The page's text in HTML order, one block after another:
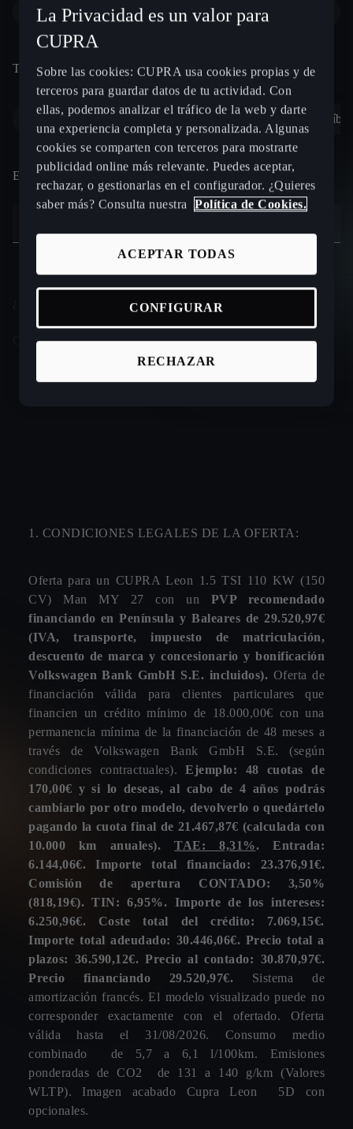
Automático Manual
Tipo de motorización
Gasolina Diésel Híbrido enchufable (PHEV)
Elige un motor
¿Cómo adquirirás tu nuevo CUPRA?
Campo obligatorio *
REGIO MOTOR
24010, TROBAJO DEL CAMINO
DALMAU MOTOR
AVENIDA. BARCELONA, 19
25001, LLEIDA
MARTORELL MOTOR
38010, STA.CRUZ TENERIFE (Isla Santa Cruz T)
07817, SANT JORDI - IBIZA
AUTOMOCION TERRY
CARRETERA. SEVILLA-CADIZ, KM. 555
41701, DOS HERMANAS
AVENIDA. MAMERTO CABRERA MEDINA, S/N
35509, SAN BARTOLOME-Isla de Lanzarote
POLIGONO. ALCODAR, C/ LLANTERNERS, 1
GINES HUERTAS CERVANTES
AVENIDA. DR PEDRO GUILLEN, 2B
30100, ESPINARDO
VAROCAR
AVENIDA. OVIEDO, 25 B
33211, GIJON
COPAUTO MOTOR
CALLE. CIRUELA, 3
28222, MAJADAHONDA
GALDAKAUTO
CALLE. IBAIZABAL KALEA (POL. IRUBIDE), 75
48960, GALDACANO
COPERVI
AVENIDA. DE MADRID, 197
36214, VIGO
ONDINAUTO
CARRETERA. DE BARCELONA, 48
08210, BARBERA DEL VALLES
Nombre *
Apellidos *
Code
+34
Teléfono *
Campo obligatorio *
Mañanas Tardes Indiferente
¿Cuándo adquirirás tu nuevo CUPRA?
Campo obligatorio *
Inmediatamente 0-3 Meses 3-6 Meses 6-9 Meses
¿Tienes para entregar un coche a cambio?
Sí No
Política de privacidad
¿Te gustaría recibir descuentos y novedades y
participar en sorteos de entradas, eventos exclusivos de
CUPRA? Estarás mejor informado.
1. CONDICIONES LEGALES DE LA OFERTA:
Oferta para un CUPRA Leon 1.5 TSI 110 KW (150
CV) Man MY 27 con un PVP recomendado
financiando en Península y Baleares de 29.520,97€
(IVA, transporte, impuesto de matriculación,
descuento de marca y concesionario y bonificación
Volkswagen Bank GmbH S.E. incluidos). Oferta de
financiación válida para clientes particulares que
financien un crédito mínimo de 18.000,00€ con una
permanencia mínima de la financiación de 48 meses a
través de Volkswagen Bank GmbH S.E. (según
condiciones contractuales).Ejemplo: 48 cuotas de
170,00€ y si lo deseas, al cabo de 4 años podrás
cambiarlo por otro modelo, devolverlo o quedártelo
pagando la cuota final de 21.467,87€ (calculada con
10.000 km anuales).TAE: 8,31%. Entrada:
6.144,06€. Importe total financiado: 23.376,91€.
Comisión de apertura CONTADO: 3,50%
(818,19€). TIN: 6,95%. Importe de los intereses:
6.250,96€. Coste total del crédito: 7.069,15€.
Importe total adeudado: 30.446,06€. Precio total a
plazos: 36.590,12€. Precio al contado: 30.870,97€.
Precio financiando 29.520,97€. Sistema de
amortización francés. El modelo visualizado puede no
corresponder exactamente con el ofertado. Oferta
válida hasta el 31/08/2026. Consumo medio
combinado de 5,7 a 6,1 l/100km. Emisiones
ponderadas de CO2 de 131 a 140 g/km (Valores
WLTP). Imagen acabado Cupra Leon 5D con
opcionales.
La Privacidad es un valor para
CUPRA
Sobre las cookies: CUPRA usa cookies propias y de
terceros para guardar datos de tu actividad. Con
ellas, podemos analizar el tráfico de la web y darte
una experiencia completa y personalizada. Algunas
cookies se comparten con terceros para mostrarte
publicidad online más relevante. Puedes aceptar,
rechazar, o gestionarlas en el configurador. ¿Quieres
saber más? Consulta nuestra
Política de Cookies.
RECHAZAR
ACEPTAR TODAS
CONFIGURAR